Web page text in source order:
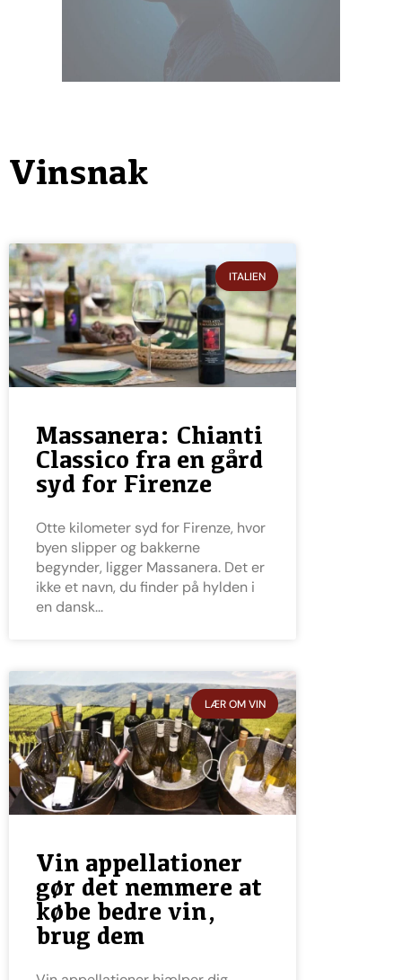
Vinsnak
ITALIEN
Massanera: Chianti
Classico fra en gård
syd for Firenze
Otte kilometer syd for Firenze, hvor
byen slipper og bakkerne
begynder, ligger Massanera. Det er
ikke et navn, du finder på hylden i
en dansk
LÆR OM VIN
Vin appellationer
gør det nemmere at
købe bedre vin,
brug dem